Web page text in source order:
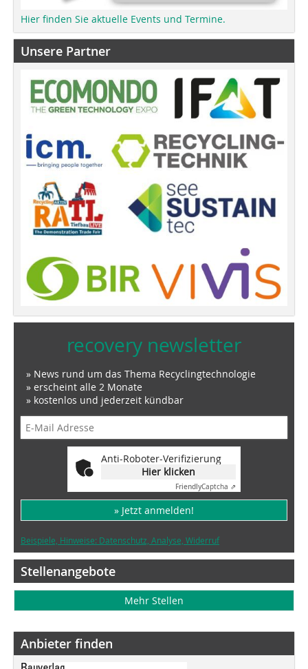
Hier finden Sie aktuelle Events und Termine.
Unsere Partner
recovery newsletter
» News rund um das Thema Recyclingtechnologie
» erscheint alle 2 Monate
» kostenlos und jederzeit kündbar
Anti-Roboter-Verifizierung
Hier klicken
FriendlyCaptcha ⇗
» Jetzt anmelden!
Beispiele, Hinweise: Datenschutz, Analyse, Widerruf
Stellenangebote
Mehr Stellen
Anbieter finden